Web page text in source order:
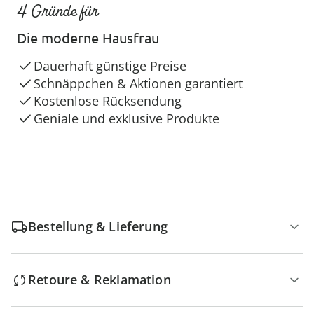
4 Gründe für
Die moderne Hausfrau
Dauerhaft günstige Preise
Schnäppchen & Aktionen garantiert
Kostenlose Rücksendung
Geniale und exklusive Produkte
Bestellung & Lieferung
Retoure & Reklamation